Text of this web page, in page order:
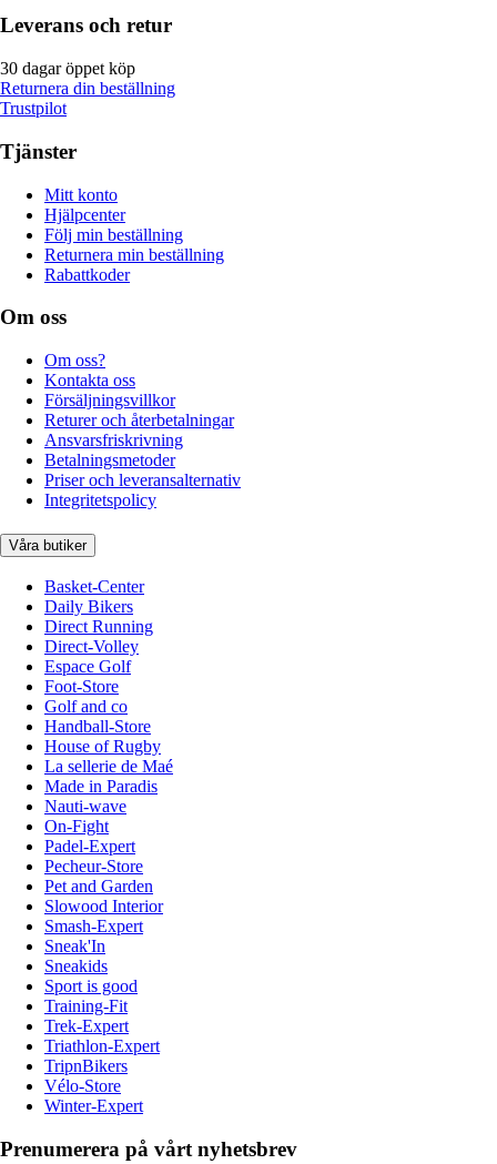
Leverans och retur
30 dagar öppet köp
Returnera din beställning
Trustpilot
Tjänster
Mitt konto
Hjälpcenter
Följ min beställning
Returnera min beställning
Rabattkoder
Om oss
Om oss?
Kontakta oss
Försäljningsvillkor
Returer och återbetalningar
Ansvarsfriskrivning
Betalningsmetoder
Priser och leveransalternativ
Integritetspolicy
Våra butiker
Basket-Center
Daily Bikers
Direct Running
Direct-Volley
Espace Golf
Foot-Store
Golf and co
Handball-Store
House of Rugby
La sellerie de Maé
Made in Paradis
Nauti-wave
On-Fight
Padel-Expert
Pecheur-Store
Pet and Garden
Slowood Interior
Smash-Expert
Sneak'In
Sneakids
Sport is good
Training-Fit
Trek-Expert
Triathlon-Expert
TripnBikers
Vélo-Store
Winter-Expert
Prenumerera på vårt nyhetsbrev